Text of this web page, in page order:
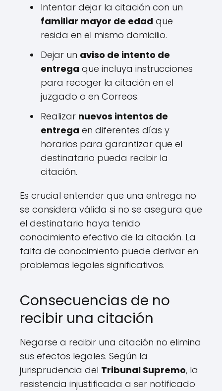
Intentar dejar la citación con un
familiar mayor de edad que
resida en el mismo domicilio.
Dejar un aviso de intento de
entrega que incluya instrucciones
para recoger la citación en el
juzgado o en Correos.
Realizar nuevos intentos de
entrega en diferentes días y
horarios para garantizar que el
destinatario pueda recibir la
citación.
Es crucial entender que una entrega no
se considera válida si no se asegura que
el destinatario haya tenido
conocimiento efectivo de la citación. La
falta de conocimiento puede derivar en
problemas legales significativos.
Consecuencias de no
recibir una citación
Negarse a recibir una citación no elimina
sus efectos legales. Según la
jurisprudencia del Tribunal Supremo, la
resistencia injustificada a ser notificado